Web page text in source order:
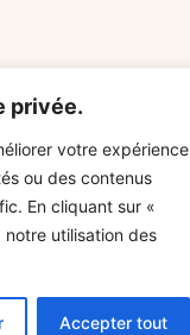
privée.
votre expérience
ou des contenus
En cliquant sur «
utilisation des
Accepter tout
Comment réussir un gâteau renversé aux poires et noix de pécan